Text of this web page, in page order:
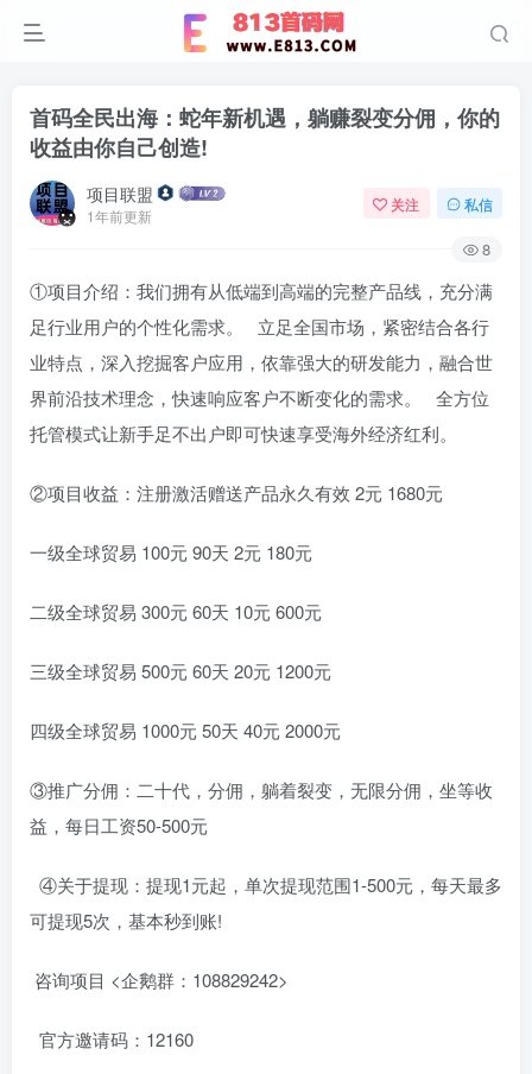
首码全民出海：蛇年新机遇，躺赚裂变分佣，你的
收益由你自己创造!
项目联盟
1年前更新
关注 私信
8
①项目介绍：我们拥有从低端到高端的完整产品线，充分满
足行业用户的个性化需求。 立足全国市场，紧密结合各行
业特点，深入挖掘客户应用，依靠强大的研发能力，融合世
界前沿技术理念，快速响应客户不断变化的需求。 全方位
托管模式让新手足不出户即可快速享受海外经济红利。
②项目收益：注册激活赠送产品永久有效 2元 1680元
一级全球贸易 100元 90天 2元 180元
二级全球贸易 300元 60天 10元 600元
三级全球贸易 500元 60天 20元 1200元
四级全球贸易 1000元 50天 40元 2000元
③推广分佣：二十代，分佣，躺着裂变，无限分佣，坐等收
益，每日工资50-500元
④关于提现：提现1元起，单次提现范围1-500元，每天最多
可提现5次，基本秒到账!
咨询项目 <企鹅群：108829242>
官方邀请码：12160